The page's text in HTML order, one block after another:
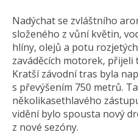
Nadýchat se zvláštního
složeného z vůní květin,
hlíny, olejů a potu
zaváděcích motorek, přijeli
Kratší závodní tras byla
s převýšením 750 metrů.
několikasethlavého
vidění bylo spousta nový
z nové sezóny.